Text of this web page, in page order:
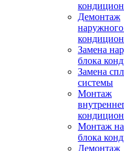
Демонтаж
Замена
блока
Замена
системы
Монтаж
Монтаж
блока
Демонтаж